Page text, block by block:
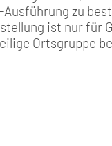
zu
ist nur für
Ortsgruppe